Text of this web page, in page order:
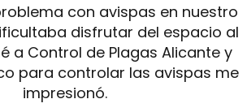
con avispas en nuestro
disfrutar del espacio al
a Control de Plagas Alicante y
para controlar las avispas me
impresionó.